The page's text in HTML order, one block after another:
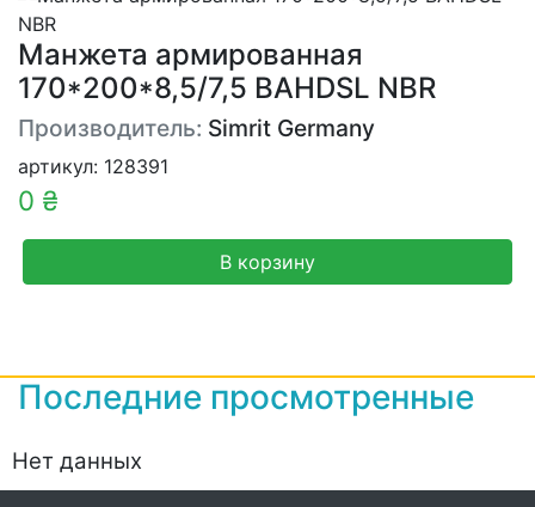
Манжета армированная
170*200*8,5/7,5 BAHDSL NBR
Производитель: Simrit Germany
артикул: 128391
0 ₴
В корзину
Последние просмотренные
Нет данных